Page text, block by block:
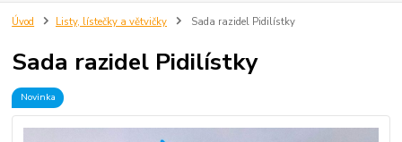
Úvod Listy, lístečky a větvičky Sada razidel Pidilístky
Sada razidel Pidilístky
Novinka